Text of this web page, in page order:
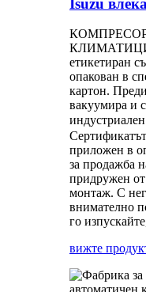
КЛИМАТИЦИ
етикетиран
опакован в
картон.
вакуумира и
приложен в
за продажба
придружен
монтаж. С
внимателно
го
вижте